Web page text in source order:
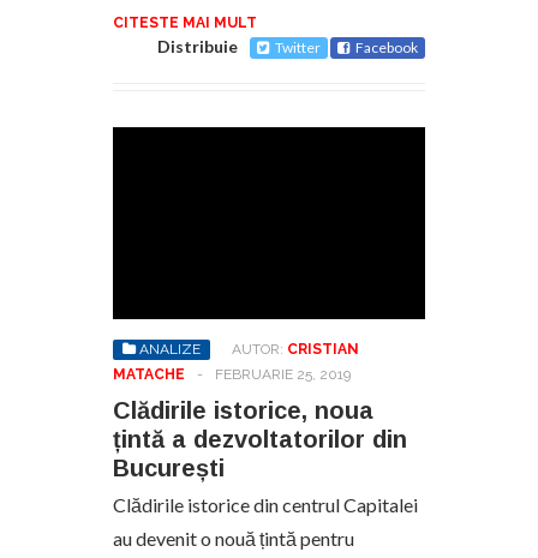
CITESTE MAI MULT
Distribuie Twitter Facebook
ANALIZE AUTOR: CRISTIAN
MATACHE
- FEBRUARIE 25, 2019
Clădirile istorice, noua
țintă a dezvoltatorilor din
București
Clădirile istorice din centrul Capitalei
au devenit o nouă țintă pentru